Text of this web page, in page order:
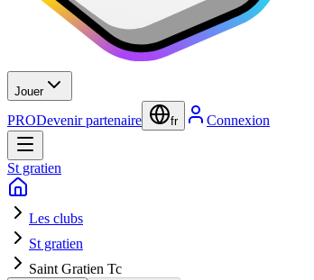
Jouer
PRODevenir partenaire fr Connexion
St gratien
Les clubs
St gratien
Saint Gratien Tc